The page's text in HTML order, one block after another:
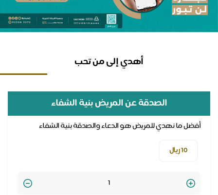
أهدي إلى من تحب
الصدقة عن المريض بنية الشفاء
أفضل ما نهدي للمريض هو الدعاء والصدقة بنية الشفاء
Quantity